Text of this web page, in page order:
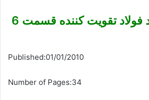
دانلود استاندارد فولاد تقویت کننده قسمت 6
Published:01/01/2010
Number of Pages:34